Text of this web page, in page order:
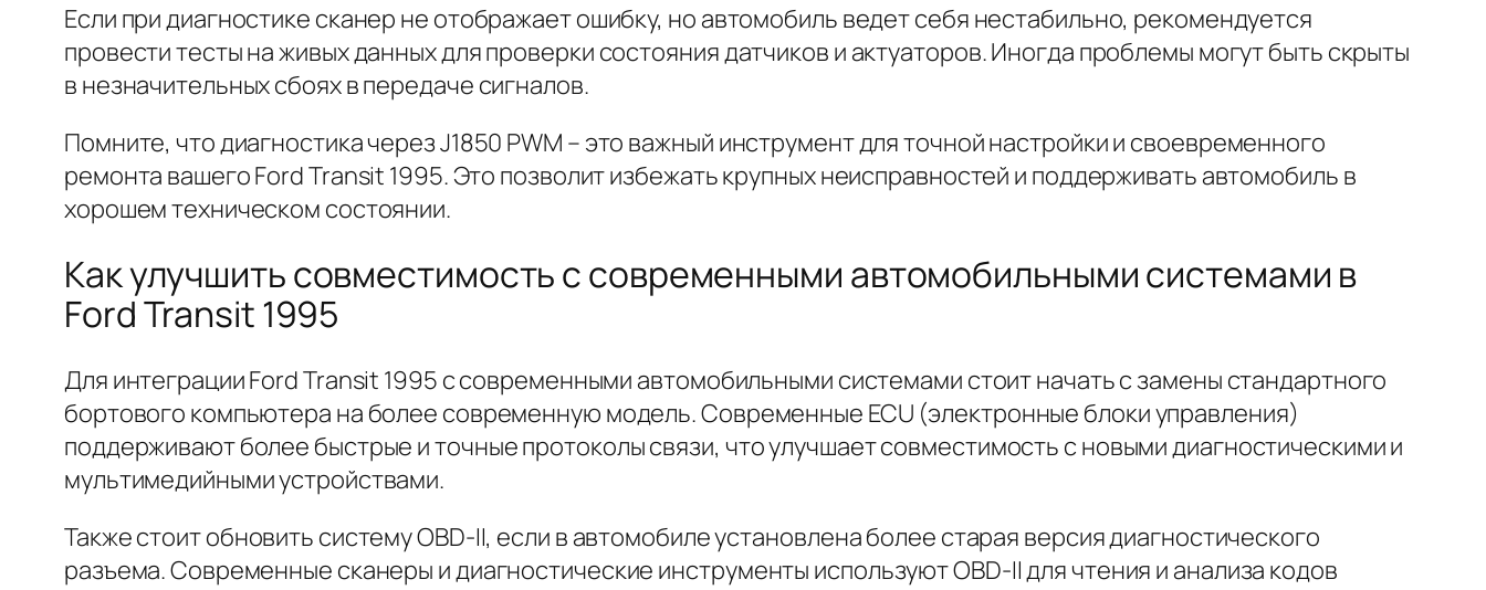
Если при диагностике сканер не отображает ошибку, но автомобиль ведет себя нестабильно, рекомендуется
провести тесты на живых данных для проверки состояния датчиков и актуаторов. Иногда проблемы могут быть скрыты
в незначительных сбоях в передаче сигналов.
Помните, что диагностика через J1850 PWM – это важный инструмент для точной настройки и своевременного
ремонта вашего Ford Transit 1995. Это позволит избежать крупных неисправностей и поддерживать автомобиль в
хорошем техническом состоянии.
Как улучшить совместимость с современными автомобильными системами в
Ford Transit 1995
Для интеграции Ford Transit 1995 с современными автомобильными системами стоит начать с замены стандартного
бортового компьютера на более современную модель. Современные ECU (электронные блоки управления)
поддерживают более быстрые и точные протоколы связи, что улучшает совместимость с новыми диагностическими и
мультимедийными устройствами.
Также стоит обновить систему OBD-II, если в автомобиле установлена более старая версия диагностического
разъема. Современные сканеры и диагностические инструменты используют OBD-II для чтения и анализа кодов